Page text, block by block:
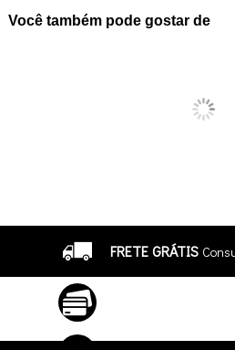
Você também pode gostar de
FRETE GRÁTIS